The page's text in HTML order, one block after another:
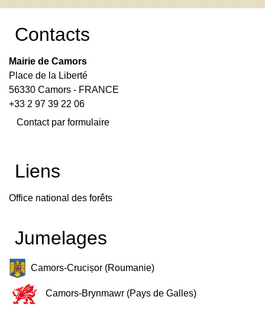
Contacts
Mairie de Camors
Place de la Liberté
56330 Camors - FRANCE
+33 2 97 39 22 06
Contact par formulaire
Liens
Office national des forêts
Jumelages
Camors-Crucișor (Roumanie)
Camors-Brynmawr (Pays de Galles)